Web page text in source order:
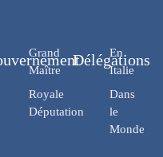
Grand
Maître
Royale
Députation
Délégations
En
Italie
Dans
le
Monde